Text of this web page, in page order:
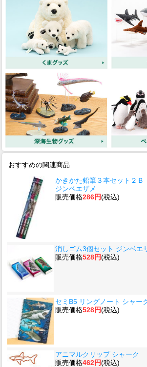
おすすめの関連商品
かきかた鉛筆３本セット２Ｂ
ジンベエザメ
販売価格286円(税込)
消しゴム3個セット ジンベエ
販売価格528円(税込)
セミB5 リングノート シャー
販売価格528円(税込)
アニマルクリップ シャーク
販売価格462円(税込)